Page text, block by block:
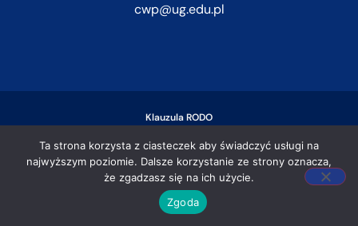
cwp@ug.edu.pl
Klauzula RODO
Ta strona korzysta z ciasteczek aby świadczyć usługi na
najwyższym poziomie. Dalsze korzystanie ze strony oznacza,
że zgadzasz się na ich użycie.
Zgoda